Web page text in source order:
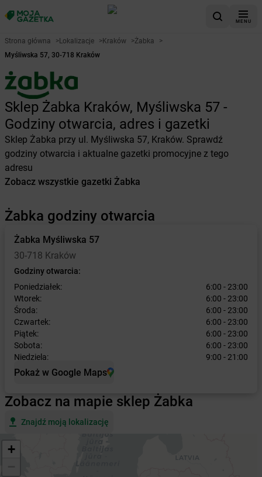
MENU
Strona główna >Lokalizacje >Kraków >Żabka
>
Myśliwska 57, 30-718 Kraków
Sklep Żabka Kraków, Myśliwska 57 -
Godziny otwarcia, adres i gazetki
Sklep Żabka przy ul. Myśliwska 57, Kraków. Sprawdź
godziny otwarcia i aktualne gazetki promocyjne z tego
adresu
Zobacz wszystkie gazetki Żabka
Żabka godziny otwarcia
Żabka Myśliwska 57
30-718 Kraków
Godziny otwarcia:
Poniedziałek:
6:00 - 23:00
Wtorek:
6:00 - 23:00
Środa:
6:00 - 23:00
Czwartek:
6:00 - 23:00
Piątek:
6:00 - 23:00
Sobota:
6:00 - 23:00
Niedziela:
9:00 - 21:00
Pokaż w Google Maps
Zobacz na mapie sklep Żabka
Znajdź moją lokalizację
+